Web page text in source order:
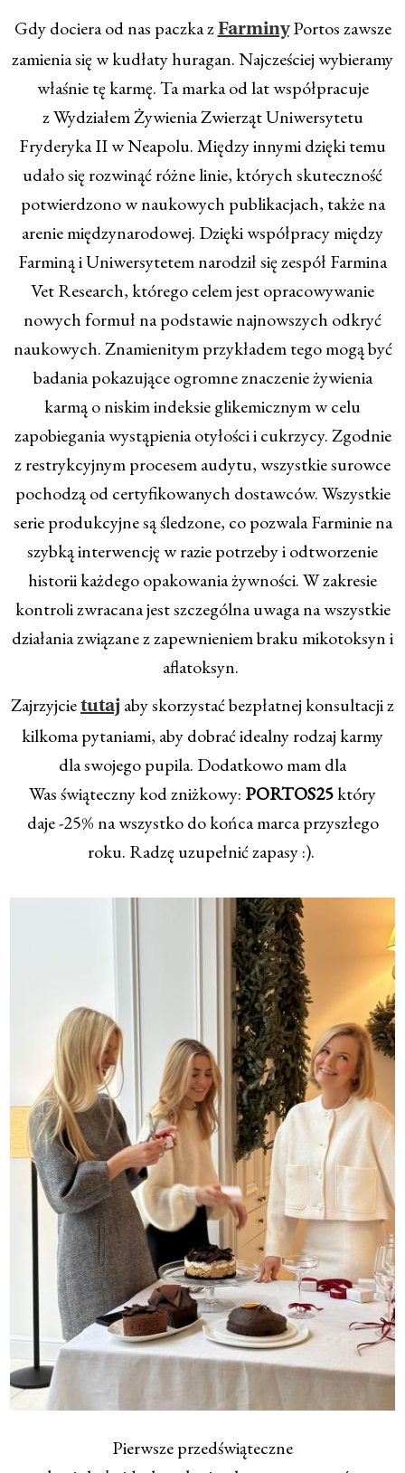
Gdy dociera od nas paczka z FarminyPortos zawsze
zamienia się w kudłaty huragan. Najcześciej wybieramy
właśnie tę karmę. Ta marka od lat współpracuje
z Wydziałem Żywienia Zwierząt Uniwersytetu
Fryderyka II w Neapolu. Między innymi dzięki temu
udało się rozwinąć różne linie, których skuteczność
potwierdzono w naukowych publikacjach, także na
arenie międzynarodowej. Dzięki współpracy między
Farminą i Uniwersytetem narodził się zespół Farmina
Vet Research, którego celem jest opracowywanie
nowych formuł na podstawie najnowszych odkryć
naukowych. Znamienitym przykładem tego mogą być
badania pokazujące ogromne znaczenie żywienia
karmą o niskim indeksie glikemicznym w celu
zapobiegania wystąpienia otyłości i cukrzycy. Zgodnie
z restrykcyjnym procesem audytu, wszystkie surowce
pochodzą od certyfikowanych dostawców. Wszystkie
serie produkcyjne są śledzone, co pozwala Farminie na
szybką interwencję w razie potrzeby i odtworzenie
historii każdego opakowania żywności. W zakresie
kontroli zwracana jest szczególna uwaga na wszystkie
działania związane z zapewnieniem braku mikotoksyn i
aflatoksyn.
Zajrzyjcie tutaj aby skorzystać bezpłatnej konsultacji z
kilkoma pytaniami, aby dobrać idealny rodzaj karmy
dla swojego pupila. Dodatkowo mam dla
Was świąteczny kod zniżkowy: PORTOS25który
daje -25% na wszystko do końca marca przyszłego
roku. Radzę uzupełnić zapasy :).
Pierwsze przedświąteczne